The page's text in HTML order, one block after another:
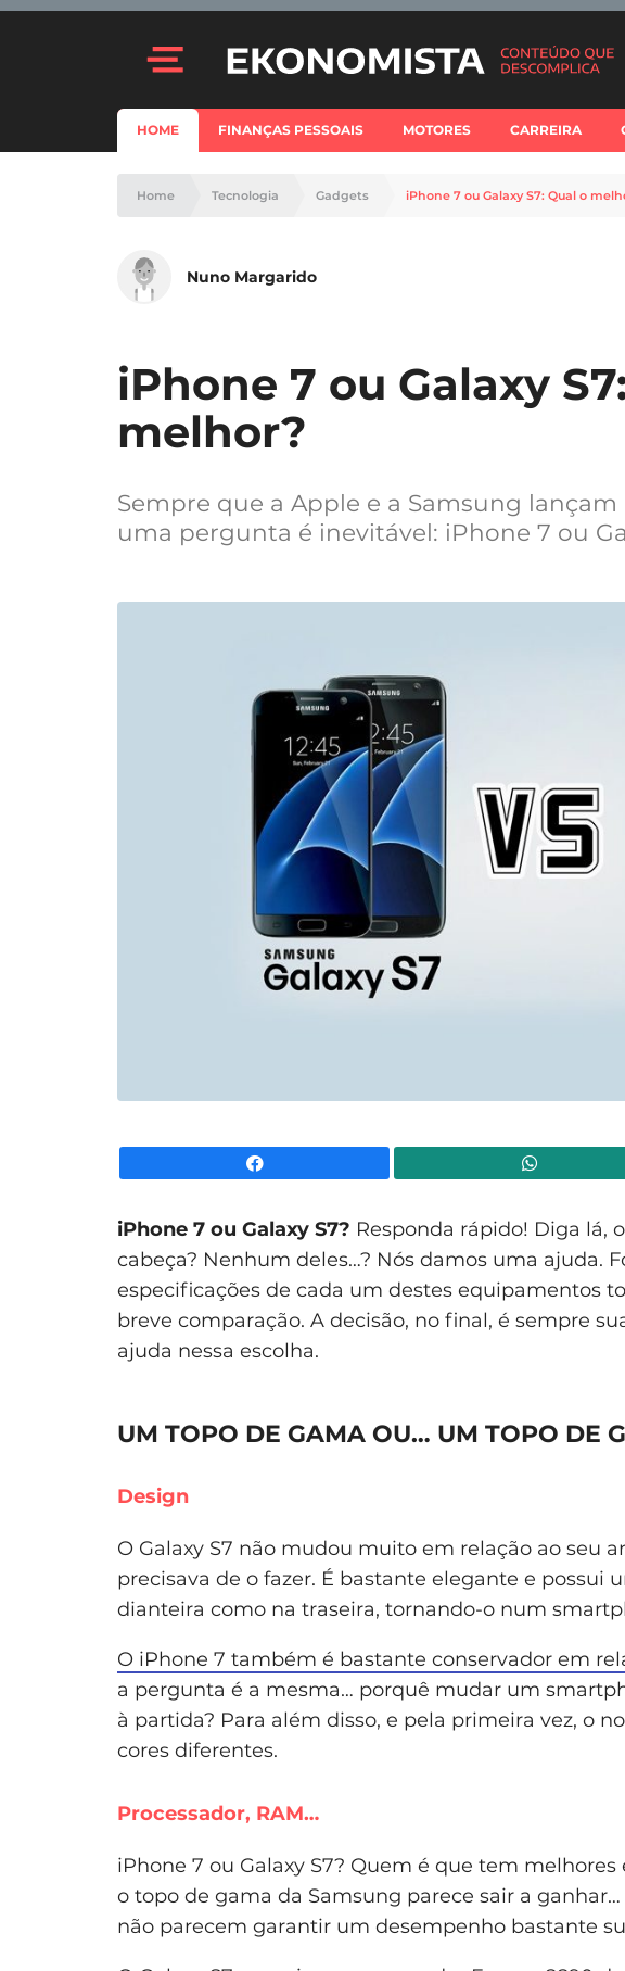
HOME FINANÇAS PESSOAIS MOTORES CARREIRA
Home Tecnologia Gadgets iPhone 7 ou Galaxy S7: Qual o
Nuno Margarido
iPhone 7 ou Galaxy
melhor?
Sempre que a Apple e a Samsung lançam
uma pergunta é inevitável: iPhone 7 ou
iPhone 7 ou Galaxy S7? Responda rápido! Diga lá,
cabeça? Nenhum deles…? Nós damos uma ajuda.
especificações de cada um destes equipamentos
breve comparação. A decisão, no final, é sempre
ajuda nessa escolha.
UM TOPO DE GAMA OU… UM TOPO DE
Design
O Galaxy S7 não mudou muito em relação ao seu
precisava de o fazer. É bastante elegante e possui
dianteira como na traseira, tornando-o num
O iPhone 7 também é bastante conservador em
a pergunta é a mesma… porquê mudar um
à partida? Para além disso, e pela primeira vez, o
cores diferentes.
Processador, RAM…
iPhone 7 ou Galaxy S7? Quem é que tem
o topo de gama da Samsung parece sair a
não parecem garantir um desempenho bastante